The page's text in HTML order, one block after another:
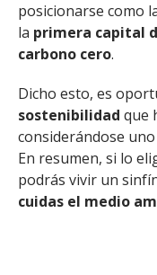
posicionarse como
la primera capital
carbono cero.
Dicho esto, es
sostenibilidad que
considerándose
En resumen, si lo
podrás vivir un
cuidas el medio